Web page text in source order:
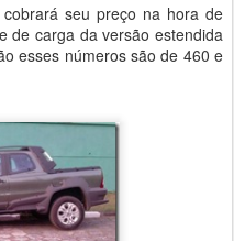
seu preço na hora de
de carga da versão estendida
esses números são de 460 e